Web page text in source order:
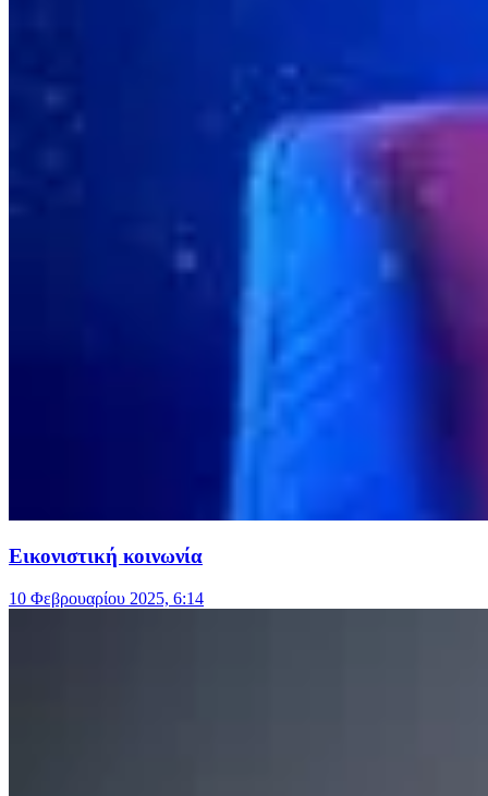
Εικονιστική κοινωνία
10 Φεβρουαρίου 2025, 6:14